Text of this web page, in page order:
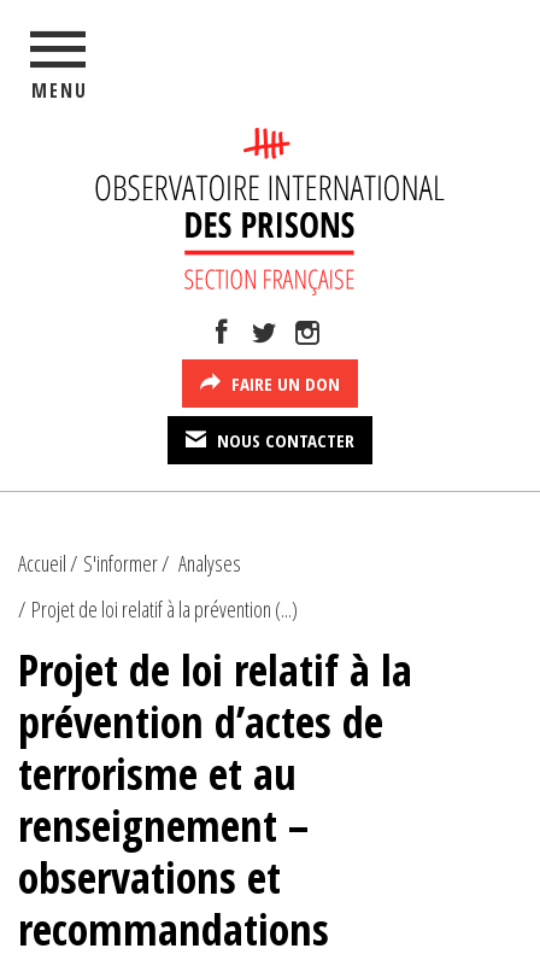
MENU
FAIRE UN DON
NOUS CONTACTER
Accueil S'informer
Analyses
Projet de loi relatif à la prévention (...)
Projet de loi relatif à la
prévention d’actes de
terrorisme et au
renseignement –
observations et
recommandations